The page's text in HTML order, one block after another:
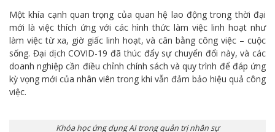
Một khía cạnh quan trọng của quan hệ lao động trong thời đại
mới là việc thích ứng với các hình thức làm việc linh hoạt như
làm việc từ xa, giờ giấc linh hoạt, và cân bằng công việc – cuộc
sống. Đại dịch COVID-19 đã thúc đẩy sự chuyển đổi này, và các
doanh nghiệp cần điều chỉnh chính sách và quy trình để đáp ứng
kỳ vọng mới của nhân viên trong khi vẫn đảm bảo hiệu quả công
việc.
Khóa học ứng dụng AI trong quản trị nhân sự